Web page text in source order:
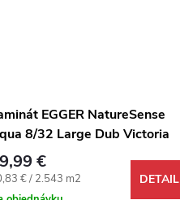
EGGER NatureSense
8/32 Large Dub Victoria
4V
€
cena:
€ / 2.543 m2
DETAIL